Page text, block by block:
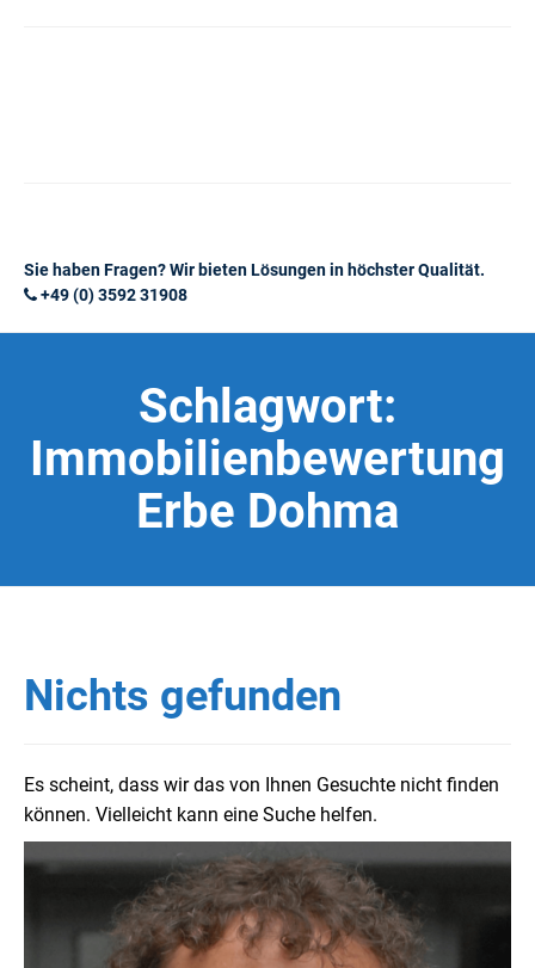
Sie haben Fragen? Wir bieten Lösungen in höchster Qualität.
+49 (0) 3592 31908
Schlagwort:
Immobilienbewertung
Erbe Dohma
Nichts gefunden
Es scheint, dass wir das von Ihnen Gesuchte nicht finden
können. Vielleicht kann eine Suche helfen.